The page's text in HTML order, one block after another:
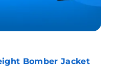
Bomber Jacket